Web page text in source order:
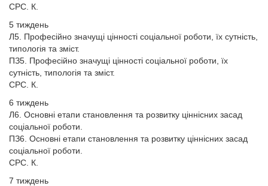
СРС. К.
5 тиждень
Л5. Професійно значущі цінності соціальної роботи, їх сутність,
типологія та зміст.
ПЗ5. Професійно значущі цінності соціальної роботи, їх
сутність, типологія та зміст.
СРС. К.
6 тиждень
Л6. Основні етапи становлення та розвитку ціннісних засад
соціальної роботи.
ПЗ6. Основні етапи становлення та розвитку ціннісних засад
соціальної роботи.
СРС. К.
7 тиждень